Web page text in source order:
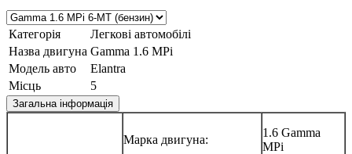
Категорія
Легкові автомобілі
Назва двигуна Gamma 1.6 MPi
Модель авто
Elantra
Місць
5
Загальна інформація
Марка двигуна:
1.6 Gamma
MPi